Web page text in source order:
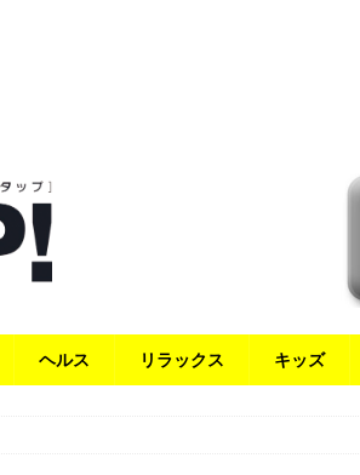
ヘルス リラックス キッズ